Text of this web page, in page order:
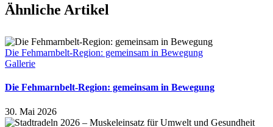
Facebook
X
Pinterest
Ähnliche Artikel
Die Fehmarnbelt-Region: gemeinsam in Bewegung
Gallerie
Die Fehmarnbelt-Region: gemeinsam in Bewegung
30. Mai 2026